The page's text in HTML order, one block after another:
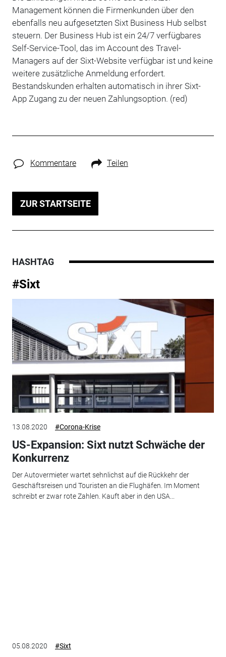
Management können die Firmenkunden über den
ebenfalls neu aufgesetzten Sixt Business Hub selbst
steuern. Der Business Hub ist ein 24/7 verfügbares
Self-Service-Tool, das im Account des Travel-
Managers auf der Sixt-Website verfügbar ist und keine
weitere zusätzliche Anmeldung erfordert.
Bestandskunden erhalten automatisch in ihrer Sixt-
App Zugang zu der neuen Zahlungsoption. (red)
Kommentare Teilen
ZUR STARTSEITE
HASHTAG
#Sixt
13.08.2020 #Corona-Krise
US-Expansion: Sixt nutzt Schwäche der
Konkurrenz
Der Autovermieter wartet sehnlichst auf die Rückkehr der
Geschäftsreisen und Touristen an die Flughäfen. Im Moment
schreibt er zwar rote Zahlen. Kauft aber in den USA...
05.08.2020 #Sixt